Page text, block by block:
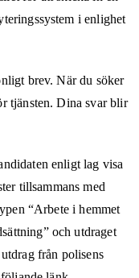
i enlighet
brev. När du söker
tjänsten. Dina svar blir
enligt lag visa
tillsammans med
“Arbete i hemmet
och utdraget
från polisens